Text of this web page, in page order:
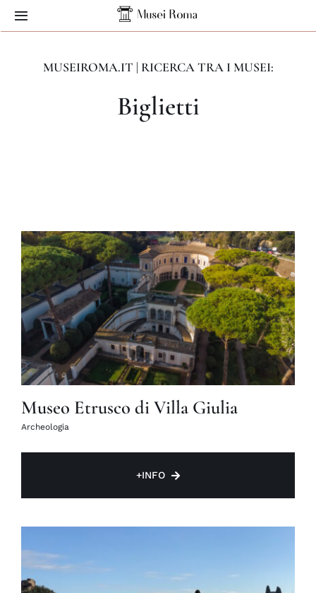
Skip
to Toggle
Musei
MUSEIROMA.IT | RICERCA TRA I MUSEI:
Biglietti
Museo Etrusco di Villa Giulia
Archeologia
+INFO